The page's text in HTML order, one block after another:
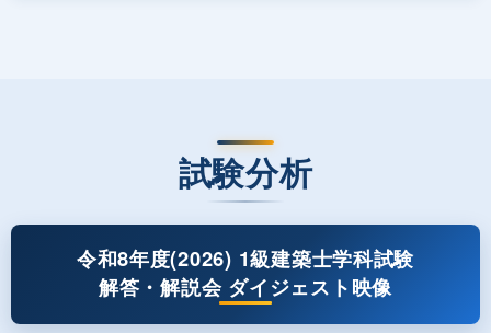
試験分析
令和8年度(2026) 1級建築士学科試験
解答・解説会 ダイジェスト映像